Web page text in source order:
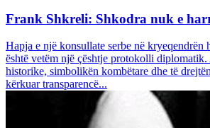
Frank Shkreli: Shkodra nuk e
Hapja e një konsullate serbe në kryeqendrën
është vetëm një çështje protokolli
historike, simbolikën kombëtare dhe të
kërkuar transparencë...